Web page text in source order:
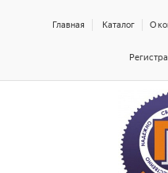
Главная Каталог О